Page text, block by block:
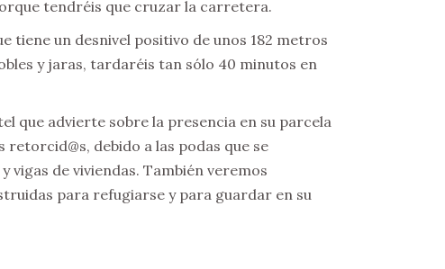
tendréis que cruzar la carretera.
tiene un desnivel positivo de unos 182 metros
y jaras, tardaréis tan sólo 40 minutos en
que advierte sobre la presencia en su parcela
debido a las podas que se
de viviendas. También veremos
para refugiarse y para guardar en su